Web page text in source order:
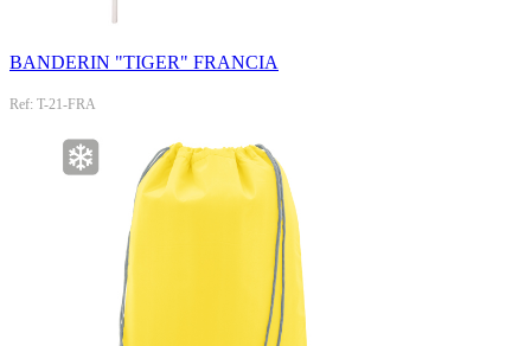
BANDERIN "TIGER" FRANCIA
Ref: T-21-FRA